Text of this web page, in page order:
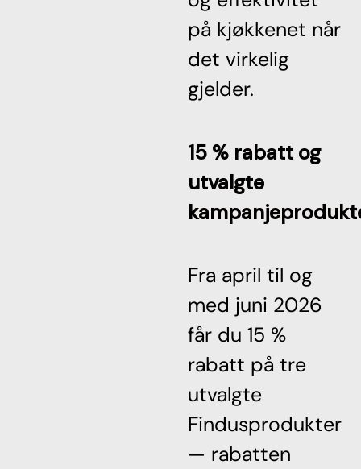
på kjøkkenet når
det virkelig
gjelder.
15 % rabatt og
utvalgte
Fra april til og
med juni 2026
får du 15 %
rabatt på tre
utvalgte
Findusprodukter
— rabatten